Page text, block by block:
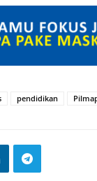
pendidikan